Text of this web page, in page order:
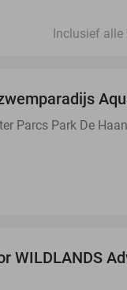
Inclusief alle
Parcs Park De Haan
WILDLANDS